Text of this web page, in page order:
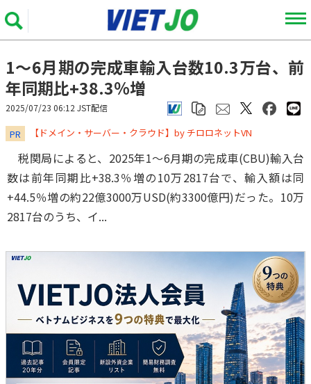
1～6月期の完成車輸入台数10.3万台、前
年同期比+38.3％増
2025/07/23 06:12 JST配信
PR ​​​​​​​【ドメイン・サーバー・クラウド】by チロロネットVN
税関局によると、2025年1～6月期の完成車(CBU)輸入台
数は前年同期比+38.3％増の10万2817台で、輸入額は同
+44.5％増の約22億3000万USD(約3300億円)だった。10万
2817台のうち、イ...